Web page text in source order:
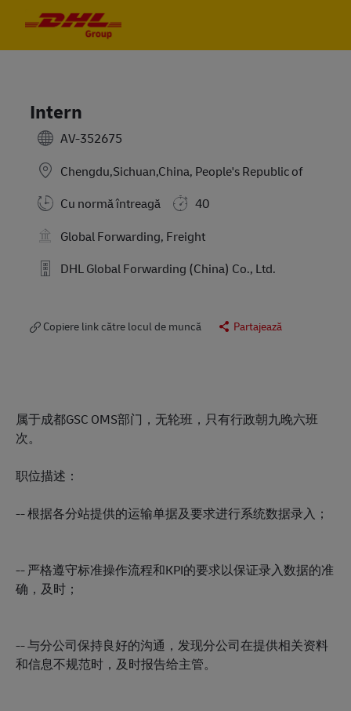
Intern
AV-352675
Chengdu,Sichuan,China, People's Republic of
Cu normă întreagă
40
Global Forwarding, Freight
DHL Global Forwarding (China) Co., Ltd.
Copiere link către locul de muncă Partajează
属于成都GSC OMS部门，无轮班，只有行政朝九晚六班
次。
职位描述：
-- 根据各分站提供的运输单据及要求进行系统数据录入；
-- 严格遵守标准操作流程和KPI的要求以保证录入数据的准
确，及时；
-- 与分公司保持良好的沟通，发现分公司在提供相关资料
和信息不规范时，及时报告给主管。